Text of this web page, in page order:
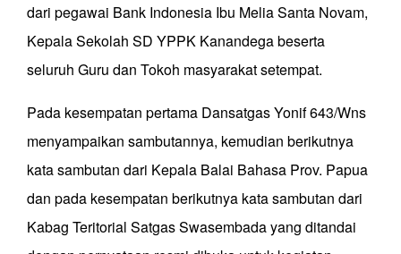
dari pegawai Bank Indonesia Ibu Melia Santa Novam,
Kepala Sekolah SD YPPK Kanandega beserta
seluruh Guru dan Tokoh masyarakat setempat.
Pada kesempatan pertama Dansatgas Yonif 643/Wns
menyampaikan sambutannya, kemudian berikutnya
kata sambutan dari Kepala Balai Bahasa Prov. Papua
dan pada kesempatan berikutnya kata sambutan dari
Kabag Teritorial Satgas Swasembada yang ditandai